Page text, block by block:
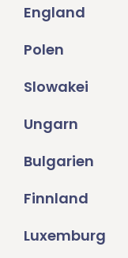
England
Polen
Slowakei
Ungarn
Bulgarien
Finnland
Luxemburg